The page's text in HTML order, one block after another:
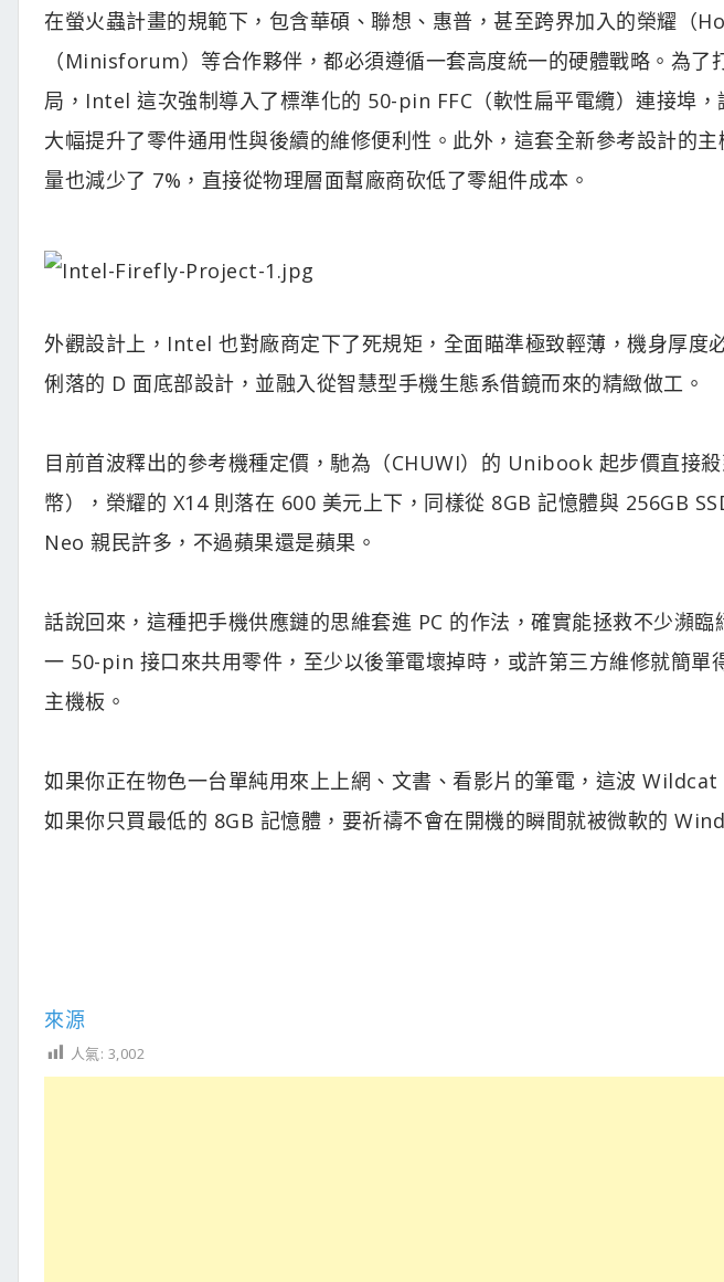
在螢火蟲計畫的規範下，包含華碩、聯想、惠普，甚至跨界加入的榮耀（
（Minisforum）等合作夥伴，都必須遵循一套高度統一的硬體戰略。為了
局，Intel 這次強制導入了標準化的 50-pin FFC（軟性扁平電纜）連接埠，
大幅提升了零件通用性與後續的維修便利性。此外，這套全新參考設計的
量也減少了 7%，直接從物理層面幫廠商砍低了零組件成本。
外觀設計上，Intel 也對廠商定下了死規矩，全面瞄準極致輕薄，機身厚度
俐落的 D 面底部設計，並融入從智慧型手機生態系借鏡而來的精緻做工。
目前首波釋出的參考機種定價，馳為（CHUWI）的 Unibook 起步價直接
幣），榮耀的 X14 則落在 600 美元上下，同樣從 8GB 記憶體與 256GB
Neo 親民許多，不過蘋果還是蘋果。
話說回來，這種把手機供應鏈的思維套進 PC 的作法，確實能拯救不少瀕
一 50-pin 接口來共用零件，至少以後筆電壞掉時，或許第三方維修就簡單
主機板。
如果你正在物色一台單純用來上上網、文書、看影片的筆電，這波
如果你只買最低的 8GB 記憶體，要祈禱不會在開機的瞬間就被微軟的
來源
人氣: 3,002